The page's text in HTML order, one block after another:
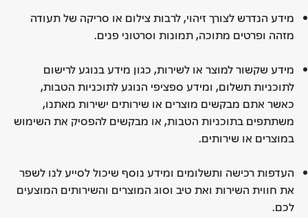
מידע הנדרש לצורך זיהוי, לרבות צילום או סריקה של תעודה
מזהה ופרטים מתוכה, תמונות וסרטוני פנים.
מידע שקשור למוצר או לשירות, כגון מידע בנוגע לרישום
לתוכניות תשלום, ומידע ספציפי הנוגע לתוכניות הטבות,
כאשר אתם מבקשים מוצרים או שירותים ישירות מאתנו,
משתתפים בתוכניות הטבות, או מבקשים להפסיק את השימוש
במוצרים או שירותים.
העדפות רכישה ותשלומים ומידע נוסף שיכול לסייע לנו לשפר
את חווית השירות ואת טיב וסוג המוצרים והשירותים המוצעים
לכם.